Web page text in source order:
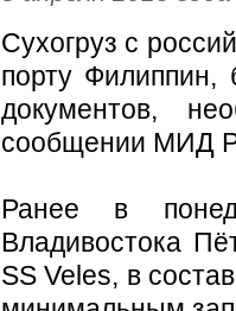
Сухогруз с
порту Филиппин,
документов,
сообщении МИД
Ранее в
Владивостока
SS Veles, в